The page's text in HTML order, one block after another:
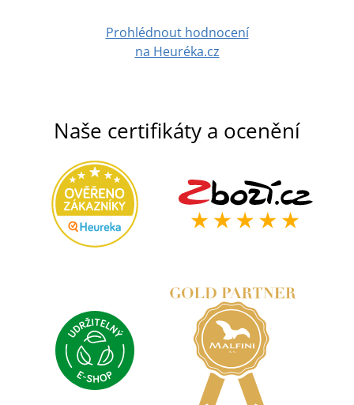
Prohlédnout hodnocení
na Heuréka.cz
Naše certifikáty a ocenění